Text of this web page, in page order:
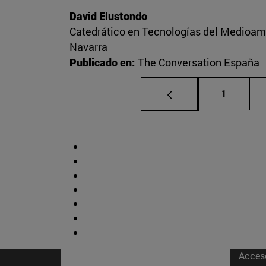
David Elustondo
Catedrático en Tecnologías del
Navarra
Publicado en: The Conversation España
Página
1